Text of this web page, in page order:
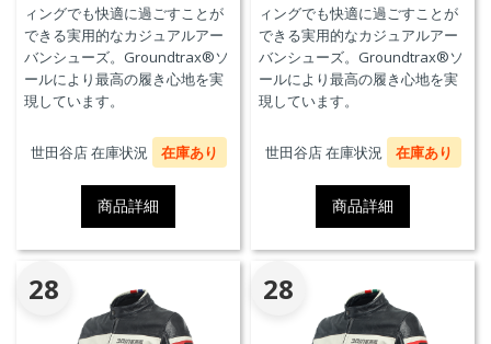
ィングでも快適に過ごすことが
できる実用的なカジュアルアー
バンシューズ。Groundtrax®ソ
ールにより最高の履き心地を実
現しています。
世田谷店 在庫状況 在庫あり
商品詳細
ィングでも快適に過ごすことが
できる実用的なカジュアルアー
バンシューズ。Groundtrax®ソ
ールにより最高の履き心地を実
現しています。
世田谷店 在庫状況 在庫あり
商品詳細
28 28